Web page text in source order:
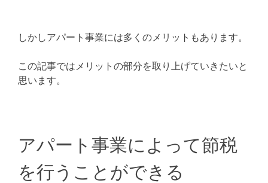
しかしアパート事業には多くのメリットもあります。
この記事ではメリットの部分を取り上げていきたいと
思います。
アパート事業によって節税
を行うことができる